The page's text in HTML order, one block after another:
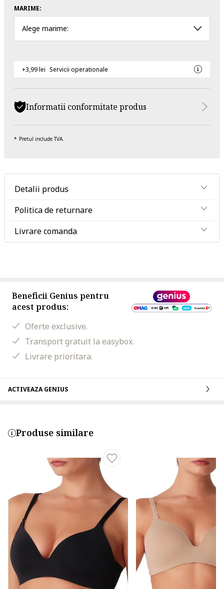
MARIME:
Alege marime:
+3,99 lei Servicii operationale
Informatii conformitate produs
Pretul include TVA.
Detalii produs
Politica de returnare
Livrare comanda
Beneficii Genius pentru
acest produs:
Oferte exclusive.
Transport gratuit la easybox.
Livrare prioritara.
ACTIVEAZA GENIUS
Produse similare